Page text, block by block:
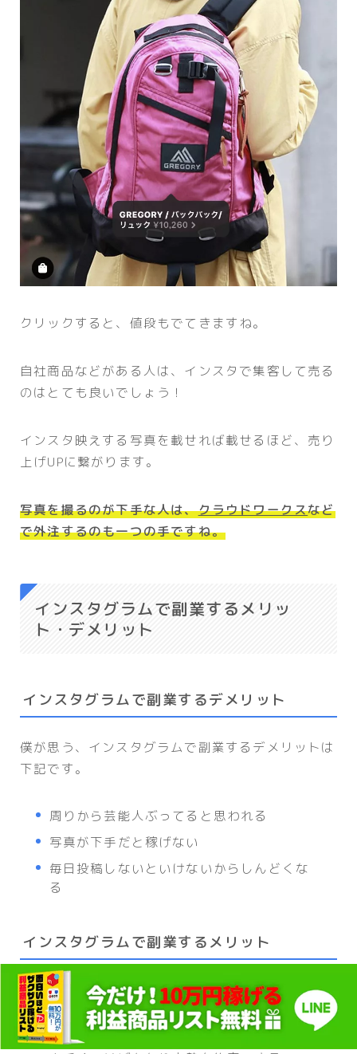
クリックすると、値段もでてきますね。
自社商品などがある人は、インスタで集客して売る
のはとても良いでしょう！
インスタ映えする写真を載せれば載せるほど、売り
上げUPに繋がります。
写真を撮るのが下手な人は、クラウドワークスなど
で外注するのも一つの手ですね。
インスタグラムで副業するメリッ
ト・デメリット
インスタグラムで副業するデメリット
僕が思う、インスタグラムで副業するデメリットは
下記です。
周りから芸能人ぶってると思われる
写真が下手だと稼げない
毎日投稿しないといけないからしんどくな
る
インスタグラムで副業するメリット
僕が思う、インスタグラムで副業するメリットは下
記です。